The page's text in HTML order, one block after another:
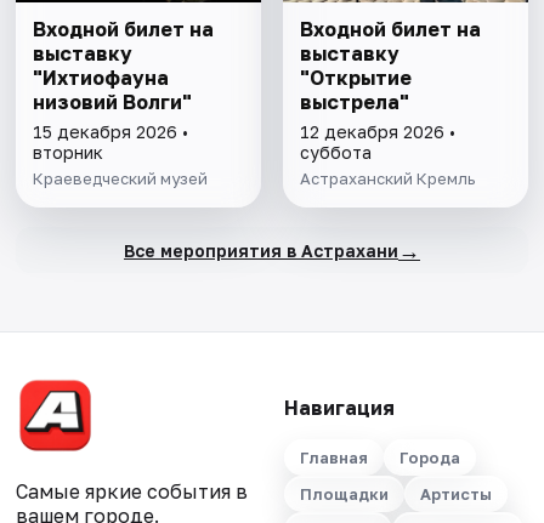
Входной билет на
выставку
"Ихтиофауна
низовий Волги"
15 декабря 2026 •
вторник
Краеведческий музей
Входной билет на
выставку
"Открытие
выстрела"
12 декабря 2026 •
суббота
Астраханский Кремль
Все мероприятия в Астрахани →
Самые яркие события в
вашем городе.
Навигация
Главная
Города
Площадки
Артисты